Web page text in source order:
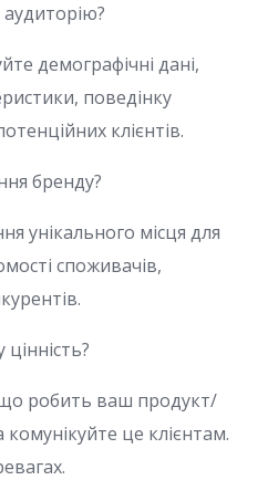
демографічні дані,
поведінку
клієнтів.
бренду?
унікального місця для
споживачів,
робить ваш продукт/
це клієнтам.